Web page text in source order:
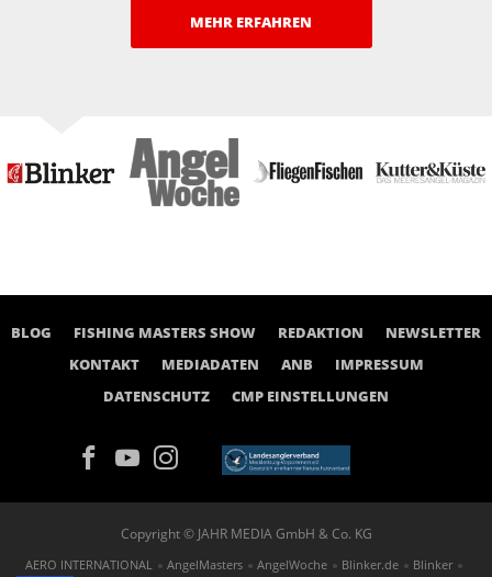
MEHR ERFAHREN
BLOG FISHING MASTERS SHOW REDAKTION
NEWSLETTER
KONTAKT
MEDIADATEN ANB
IMPRESSUM
DATENSCHUTZ
CMP EINSTELLUNGEN
Copyright © JAHR MEDIA GmbH & Co. KG
AERO INTERNATIONAL AngelMasters AngelWoche Blinker.de
Blinker